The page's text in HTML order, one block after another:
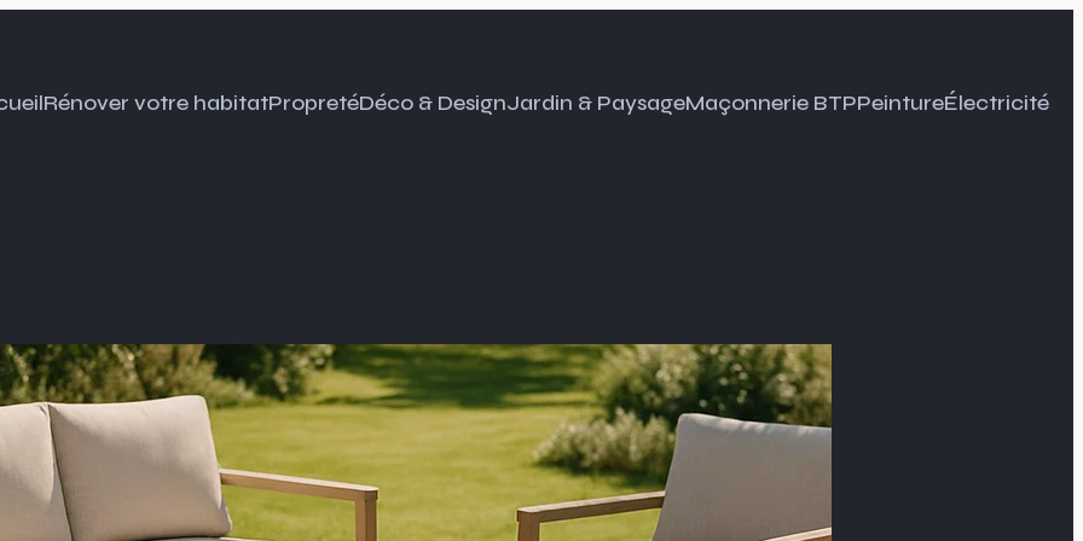
Rénover votre habitatPropretéDéco & DesignJardin & PaysageMaçonnerie BTPPeintureÉlectricité